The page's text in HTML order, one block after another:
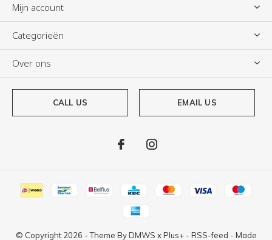
Mijn account
Categorieën
Over ons
CALL US EMAIL US
© Copyright 2026 - Theme ByDMWS xPlus+- RSS-feed - Made